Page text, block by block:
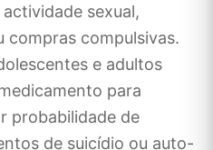
sexual,
compras compulsivas.
e adultos
para
probabilidade de
de suicídio ou auto-